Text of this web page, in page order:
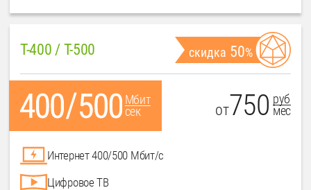
T-400 / T-500 скидка 50%
Мбит
сек
от750 руб
мес
Интернет 400/500 Мбит/с
Цифровое ТВ